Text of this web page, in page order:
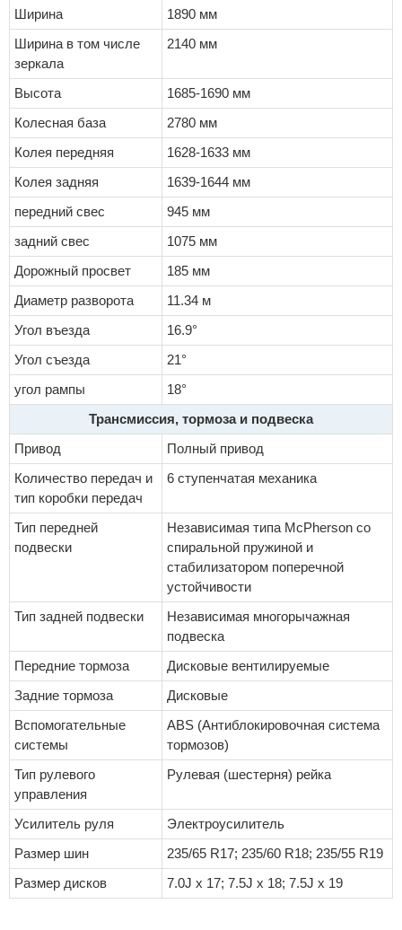
Ширина
1890 мм
Ширина в том числе
зеркала
2140 мм
Высота
1685-1690 мм
Колесная база
2780 мм
Колея передняя
1628-1633 мм
Колея задняя
1639-1644 мм
передний свес
945 мм
задний свес
1075 мм
Дорожный просвет
185 мм
Диаметр разворота
11.34 м
Угол въезда
16.9°
Угол съезда
21°
угол рампы
18°
Трансмиссия, тормоза и подвеска
Привод
Полный привод
Количество передач и
тип коробки передач
6 ступенчатая механика
Тип передней
подвески
Независимая типа McPherson со
спиральной пружиной и
стабилизатором поперечной
устойчивости
Тип задней подвески
Независимая многорычажная
подвеска
Передние тормоза
Дисковые вентилируемые
Задние тормоза
Дисковые
Вспомогательные
системы
ABS (Антиблокировочная система
тормозов)
Тип рулевого
управления
Рулевая (шестерня) рейка
Усилитель руля
Электроусилитель
Размер шин
235/65 R17; 235/60 R18; 235/55 R19
Размер дисков
7.0J x 17; 7.5J x 18; 7.5J x 19